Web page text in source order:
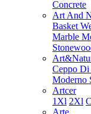
Concrete
Art And
Basket
Marble
Ceppo Di
Moderno
Artcer
1Xl 2Xl